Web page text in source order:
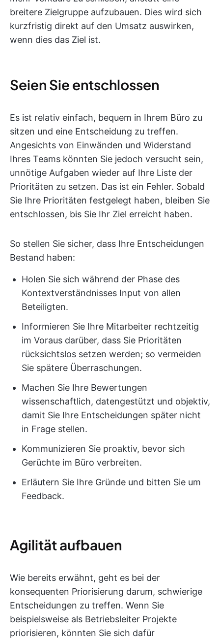
breitere Zielgruppe aufzubauen. Dies wird sich
kurzfristig direkt auf den Umsatz auswirken,
wenn dies das Ziel ist.
Seien Sie entschlossen
Es ist relativ einfach, bequem in Ihrem Büro zu
sitzen und eine Entscheidung zu treffen.
Angesichts von Einwänden und Widerstand
Ihres Teams könnten Sie jedoch versucht sein,
unnötige Aufgaben wieder auf Ihre Liste der
Prioritäten zu setzen. Das ist ein Fehler. Sobald
Sie Ihre Prioritäten festgelegt haben, bleiben Sie
entschlossen, bis Sie Ihr Ziel erreicht haben.
So stellen Sie sicher, dass Ihre Entscheidungen
Bestand haben:
Holen Sie sich während der Phase des
Kontextverständnisses Input von allen
Beteiligten.
Informieren Sie Ihre Mitarbeiter rechtzeitig
im Voraus darüber, dass Sie Prioritäten
rücksichtslos setzen werden; so vermeiden
Sie spätere Überraschungen.
Machen Sie Ihre Bewertungen
wissenschaftlich, datengestützt und objektiv,
damit Sie Ihre Entscheidungen später nicht
in Frage stellen.
Kommunizieren Sie proaktiv, bevor sich
Gerüchte im Büro verbreiten.
Erläutern Sie Ihre Gründe und bitten Sie um
Feedback.
Agilität aufbauen
Wie bereits erwähnt, geht es bei der
konsequenten Priorisierung darum, schwierige
Entscheidungen zu treffen. Wenn Sie
beispielsweise als Betriebsleiter Projekte
priorisieren, könnten Sie sich dafür